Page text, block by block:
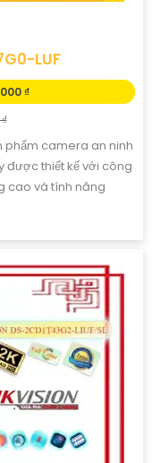
LUF
₫
phẩm camera an ninh
được thiết kế với công
cao và tính năng